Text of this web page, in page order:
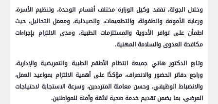
وخلال الجولة، تفقد وكيل الوزارة مختلف أقسام الوحدة، وتنظيم الأسرة،
ورعاية الأمومة والطفولة، والتطعيمات، والصيدلية، ومعمل التحاليل، حيث
اطمأن على توافر الأدوية والمستلزمات الطبية، ومدى الالتزام بإجراءات
مكافحة العدوى والسلامة المهنية.
وتابع الدكتور هاني جميعة انتظام الأطقم الطبية والتمريضية والإدارية،
وراجع دفاتر الحضور والانصراف، مؤكدًا على أهمية الالتزام بمواعيد العمل،
والانضباط الوظيفي، وحسن معاملة المترددين، وسرعة الاستجابة لاحتياجات
المرضى، بما يضمن تقديم خدمة صحية لائقة وآمنة للمواطنين.